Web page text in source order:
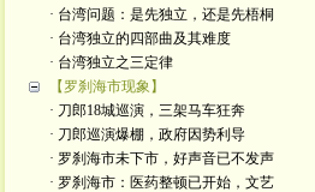
· 台湾问题：是先独立，还是先梧桐
· 台湾独立的四部曲及其难度
· 台湾独立之三定律
【罗刹海市现象】
· 刀郎18城巡演，三架马车狂奔
· 刀郎巡演爆棚，政府因势利导
· 罗刹海市未下市，好声音已不发声
· 罗刹海市：医药整顿已开始，文艺